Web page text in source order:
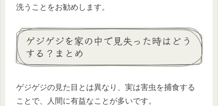
洗うことをお勧めします。
ゲジゲジを家の中で見失った時はどう
する？まとめ
ゲジゲジの見た目とは異なり、実は害虫を捕食する
ことで、人間に有益なことが多いです。